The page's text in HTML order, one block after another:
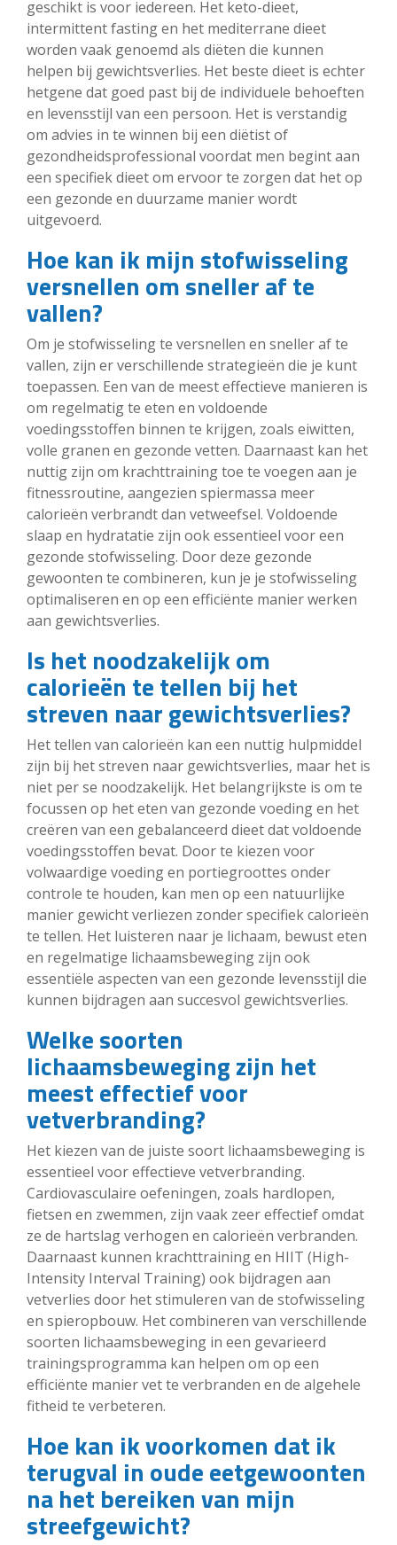
geschikt is voor iedereen. Het keto-dieet,
intermittent fasting en het mediterrane dieet
worden vaak genoemd als diëten die kunnen
helpen bij gewichtsverlies. Het beste dieet is echter
hetgene dat goed past bij de individuele behoeften
en levensstijl van een persoon. Het is verstandig
om advies in te winnen bij een diëtist of
gezondheidsprofessional voordat men begint aan
een specifiek dieet om ervoor te zorgen dat het op
een gezonde en duurzame manier wordt
uitgevoerd.
Hoe kan ik mijn stofwisseling
versnellen om sneller af te
vallen?
Om je stofwisseling te versnellen en sneller af te
vallen, zijn er verschillende strategieën die je kunt
toepassen. Een van de meest effectieve manieren is
om regelmatig te eten en voldoende
voedingsstoffen binnen te krijgen, zoals eiwitten,
volle granen en gezonde vetten. Daarnaast kan het
nuttig zijn om krachttraining toe te voegen aan je
fitnessroutine, aangezien spiermassa meer
calorieën verbrandt dan vetweefsel. Voldoende
slaap en hydratatie zijn ook essentieel voor een
gezonde stofwisseling. Door deze gezonde
gewoonten te combineren, kun je je stofwisseling
optimaliseren en op een efficiënte manier werken
aan gewichtsverlies.
Is het noodzakelijk om
calorieën te tellen bij het
streven naar gewichtsverlies?
Het tellen van calorieën kan een nuttig hulpmiddel
zijn bij het streven naar gewichtsverlies, maar het is
niet per se noodzakelijk. Het belangrijkste is om te
focussen op het eten van gezonde voeding en het
creëren van een gebalanceerd dieet dat voldoende
voedingsstoffen bevat. Door te kiezen voor
volwaardige voeding en portiegroottes onder
controle te houden, kan men op een natuurlijke
manier gewicht verliezen zonder specifiek calorieën
te tellen. Het luisteren naar je lichaam, bewust eten
en regelmatige lichaamsbeweging zijn ook
essentiële aspecten van een gezonde levensstijl die
kunnen bijdragen aan succesvol gewichtsverlies.
Welke soorten
lichaamsbeweging zijn het
meest effectief voor
vetverbranding?
Het kiezen van de juiste soort lichaamsbeweging is
essentieel voor effectieve vetverbranding.
Cardiovasculaire oefeningen, zoals hardlopen,
fietsen en zwemmen, zijn vaak zeer effectief omdat
ze de hartslag verhogen en calorieën verbranden.
Daarnaast kunnen krachttraining en HIIT (High-
Intensity Interval Training) ook bijdragen aan
vetverlies door het stimuleren van de stofwisseling
en spieropbouw. Het combineren van verschillende
soorten lichaamsbeweging in een gevarieerd
trainingsprogramma kan helpen om op een
efficiënte manier vet te verbranden en de algehele
fitheid te verbeteren.
Hoe kan ik voorkomen dat ik
terugval in oude eetgewoonten
na het bereiken van mijn
streefgewicht?